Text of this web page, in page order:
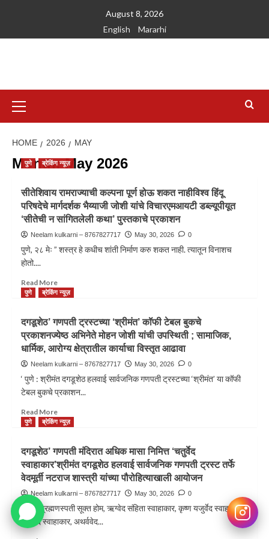
August 8, 2026
English
Mararhi
HOME 2026 MAY
Month:May 2026
पुणे ब्रेकिंग न्यूज़
सीतेशिवाय रामराज्याची कल्पना पूर्ण होऊ शकत नाहीविश्व हिंदू
परिषदेचे मार्गदर्शक भैय्याजी जोशी यांचे विचारएमआयटी डब्ल्यूपीयूत
‘सीतेची न सांगितलेली कथा’ पुस्तकाचे प्रकाशन
Neelam kulkarni – 8767827717 May 30, 2026 0
पुणे, २८ मेः ” शस्त्र हे कधीच शांती निर्माण करु शकत नाही. त्यातून विनाशच
होतो....
Read More
पुणे ब्रेकिंग न्यूज़
दगडूशेठ’ गणपती ट्रस्टच्या ‘श्रीमंत’ कॉफी टेबल बुकचे
प्रकाशनज्येष्ठ अभिनेते मोहन जोशी यांची उपस्थिती ; सामाजिक,
धार्मिक, आरोग्य क्षेत्रातील कार्याचा विस्तृत आढावा
Neelam kulkarni – 8767827717 May 30, 2026 0
‘ पुणे : श्रीमंत दगडूशेठ हलवाई सार्वजनिक गणपती ट्रस्टच्या ‘श्रीमंत’ या कॉफी
टेबल बुकचे प्रकाशन...
Read More
पुणे ब्रेकिंग न्यूज़
दगडूशेठ’ गणपती मंदिरात अधिक मासा निमित्त ‘चतुर्वेद
स्वाहाकार’श्रीमंत दगडूशेठ हलवाई सार्वजनिक गणपती ट्रस्ट तर्फे
वेदमूर्ती नटराज शास्त्री यांच्या पौरोहित्याखाली आयोजन
Neelam kulkarni – 8767827717 May 30, 2026 0
‘ पुणे : ब्रह्मणस्पती सूक्त होम, ऋग्वेद संहिता स्वाहाकार, कृष्ण यजुर्वेद स्वाहाकार,
सामवेद स्वाहाकार, अथर्ववेद...